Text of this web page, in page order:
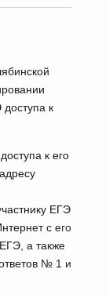
к
к его
ЕГЭ
с его
а также
№ 1 и